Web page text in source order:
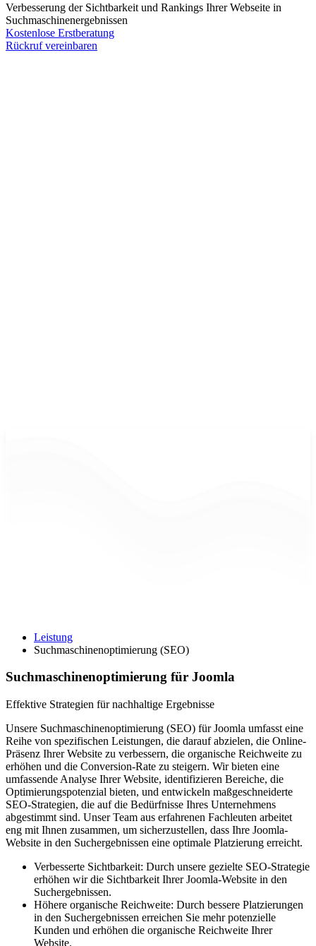
Verbesserung der Sichtbarkeit und Rankings Ihrer Webseite in
Suchmaschinenergebnissen
Kostenlose Erstberatung
Rückruf vereinbaren
Leistung
Suchmaschinenoptimierung (SEO)
Suchmaschinenoptimierung für Joomla
Effektive Strategien für nachhaltige Ergebnisse
Unsere Suchmaschinenoptimierung (SEO) für Joomla umfasst eine
Reihe von spezifischen Leistungen, die darauf abzielen, die Online-
Präsenz Ihrer Website zu verbessern, die organische Reichweite zu
erhöhen und die Conversion-Rate zu steigern. Wir bieten eine
umfassende Analyse Ihrer Website, identifizieren Bereiche, die
Optimierungspotenzial bieten, und entwickeln maßgeschneiderte
SEO-Strategien, die auf die Bedürfnisse Ihres Unternehmens
abgestimmt sind. Unser Team aus erfahrenen Fachleuten arbeitet
eng mit Ihnen zusammen, um sicherzustellen, dass Ihre Joomla-
Website in den Suchergebnissen eine optimale Platzierung erreicht.
Verbesserte Sichtbarkeit: Durch unsere gezielte SEO-Strategie
erhöhen wir die Sichtbarkeit Ihrer Joomla-Website in den
Suchergebnissen.
Höhere organische Reichweite: Durch bessere Platzierungen
in den Suchergebnissen erreichen Sie mehr potenzielle
Kunden und erhöhen die organische Reichweite Ihrer
Website.